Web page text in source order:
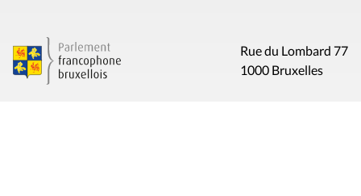
Rue du Lombard 77
1000 Bruxelles